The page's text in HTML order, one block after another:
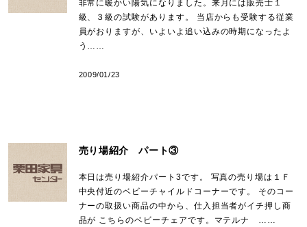
非常に暖かい陽気になりました。来月には販売士１
級、３級の試験があります。 当店からも受験する従業
員がおりますが、いよいよ追い込みの時期になったよ
う……
2009/01/23
売り場紹介 パート③
本日は売り場紹介パート3です。 写真の売り場は１Ｆ
中央付近のベビーチャイルドコーナーです。 そのコー
ナーの取扱い商品の中から、仕入担当者がイチ押し商
品が こちらのベビーチェアです。マテルナ ……